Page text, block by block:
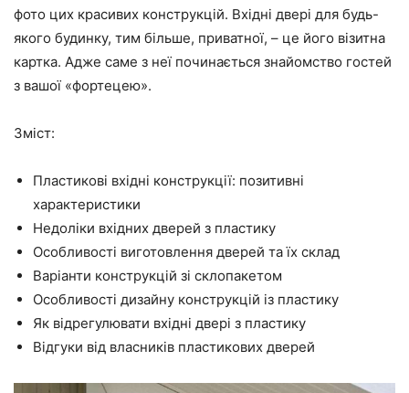
фото цих красивих конструкцій. Вхідні двері для будь-
якого будинку, тим більше, приватної, – це його візитна
картка. Адже саме з неї починається знайомство гостей
з вашої «фортецею».
Зміст:
Пластикові вхідні конструкції: позитивні
характеристики
Недоліки вхідних дверей з пластику
Особливості виготовлення дверей та їх склад
Варіанти конструкцій зі склопакетом
Особливості дизайну конструкцій із пластику
Як відрегулювати вхідні двері з пластику
Відгуки від власників пластикових дверей